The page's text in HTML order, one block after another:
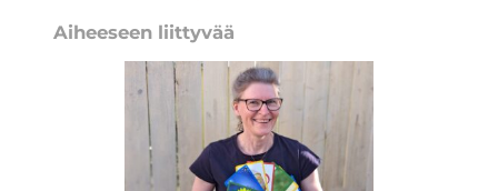
Aiheeseen liittyvää